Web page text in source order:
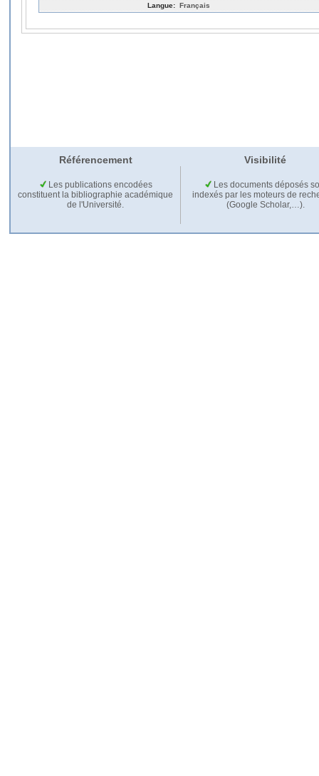
Langue: Français
Référencement Visibilité
Les publications encodées
constituent la bibliographie académique
de l'Université.
Les documents déposés
indexés par les moteurs de
(Google Scholar,…).